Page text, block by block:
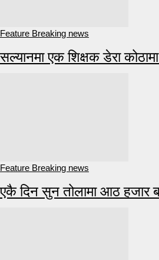
Feature Breaking news
सल्यानमा एक शिक्षक डेरा
Feature Breaking news
एकै दिन सुन तोलामा आठ हजार